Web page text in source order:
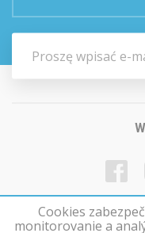
Cookies
monitorovanie a